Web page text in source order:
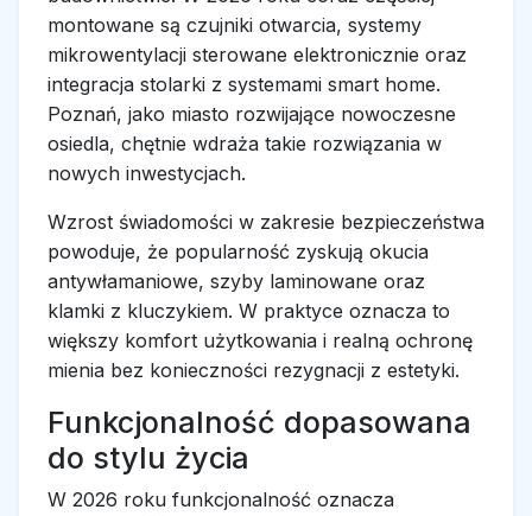
montowane są czujniki otwarcia, systemy
mikrowentylacji sterowane elektronicznie oraz
integracja stolarki z systemami smart home.
Poznań, jako miasto rozwijające nowoczesne
osiedla, chętnie wdraża takie rozwiązania w
nowych inwestycjach.
Wzrost świadomości w zakresie bezpieczeństwa
powoduje, że popularność zyskują okucia
antywłamaniowe, szyby laminowane oraz
klamki z kluczykiem. W praktyce oznacza to
większy komfort użytkowania i realną ochronę
mienia bez konieczności rezygnacji z estetyki.
Funkcjonalność dopasowana
do stylu życia
W 2026 roku funkcjonalność oznacza